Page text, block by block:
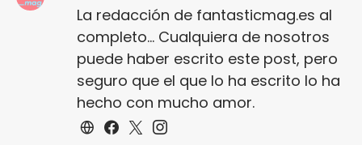
La redacción de fantasticmag.es al
completo... Cualquiera de nosotros
puede haber escrito este post, pero
seguro que el que lo ha escrito lo ha
hecho con mucho amor.